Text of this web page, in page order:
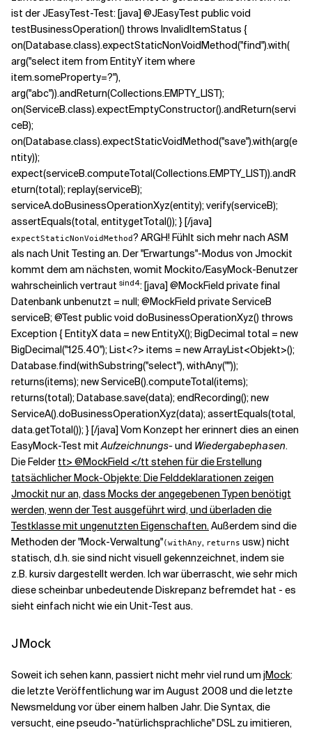
ist der JEasyTest-Test: [java] @JEasyTest public void
testBusinessOperation() throws InvalidItemStatus {
on(Database.class).expectStaticNonVoidMethod("find").with(
arg("select item from EntityY item where
item.someProperty=?"),
arg("abc")).andReturn(Collections.EMPTY_LIST);
on(ServiceB.class).expectEmptyConstructor().andReturn(servi
ceB);
on(Database.class).expectStaticVoidMethod("save").with(arg(e
ntity));
expect(serviceB.computeTotal(Collections.EMPTY_LIST)).andR
eturn(total); replay(serviceB);
serviceA.doBusinessOperationXyz(entity); verify(serviceB);
assertEquals(total, entity.getTotal()); } [/java]
expectStaticNonVoidMethod? ARGH! Fühlt sich mehr nach ASM
als nach Unit Testing an. Der "Erwartungs"-Modus von Jmockit
kommt dem am nächsten, womit Mockito/EasyMock-Benutzer
wahrscheinlich vertraut sind4: [java] @MockField private final
Datenbank unbenutzt = null; @MockField private ServiceB
serviceB; @Test public void doBusinessOperationXyz() throws
Exception { EntityX data = new EntityX(); BigDecimal total = new
BigDecimal("125.40"); List<?> items = new ArrayList<Objekt>();
Database.find(withSubstring("select"), withAny(""));
returns(items); new ServiceB().computeTotal(items);
returns(total); Database.save(data); endRecording(); new
ServiceA().doBusinessOperationXyz(data); assertEquals(total,
data.getTotal()); } [/java] Vom Konzept her erinnert dies an einen
EasyMock-Test mitAufzeichnungs-und Wiedergabephasen.
Die Felder tt> @MockField </tt stehen für die Erstellung
tatsächlicher Mock-Objekte: Die Felddeklarationen zeigen
Jmockit nur an, dass Mocks der angegebenen Typen benötigt
werden, wenn der Test ausgeführt wird, und überladen die
Testklasse mit ungenutzten Eigenschaften.Außerdem sind die
Methoden der "Mock-Verwaltung"(withAny, returns usw.) nicht
statisch, d.h. sie sind nicht visuell gekennzeichnet, indem sie
z.B. kursiv dargestellt werden. Ich war überrascht, wie sehr mich
diese scheinbar unbedeutende Diskrepanz befremdet hat - es
sieht einfach nicht wie ein Unit-Test aus.
JMock
Soweit ich sehen kann, passiert nicht mehr viel rund um jMock:
die letzte Veröffentlichung war im August 2008 und die letzte
Newsmeldung vor über einem halben Jahr. Die Syntax, die
versucht, eine pseudo-"natürlichsprachliche" DSL zu imitieren,